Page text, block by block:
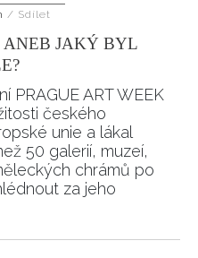
/ Sdílet
ANEB JAKÝ BYL
PRAGUE ART WEEK
českého
unie a lákal
50 galerií, muzeí,
chrámů po
za jeho